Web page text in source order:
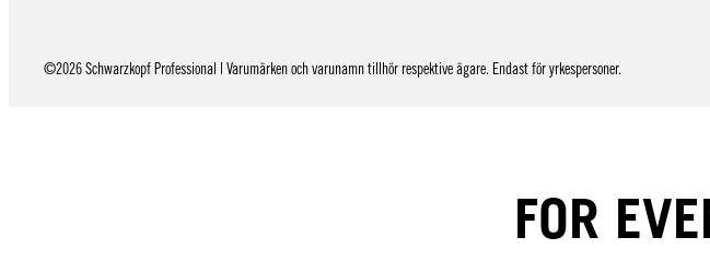
©2026 Schwarzkopf Professional | Varumärken och varunamn tillhör respektive ägare. Endast för yrkespersoner.
FOR